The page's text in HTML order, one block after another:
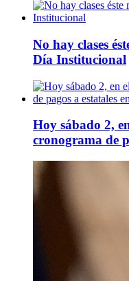
No hay clases
Día Institucional
Hoy sábado 2,
cronograma de